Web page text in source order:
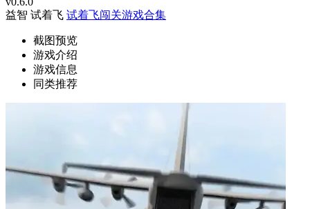
益智 试着飞 试着飞闯关游戏合集
截图预览
游戏介绍
游戏信息
同类推荐